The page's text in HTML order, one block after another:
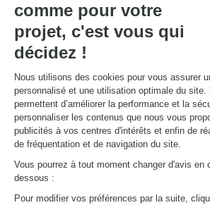
comme pour votre
projet, c'est vous qui
décidez !
Nous utilisons des cookies pour vous assurer
personnalisé et une utilisation optimale du site.
permettent d’améliorer la performance et la
personnaliser les contenus que nous vous
publicités à vos centres d'intérêts et enfin de
de fréquentation et de navigation du site.
Vous pourrez à tout moment changer d'avis en
dessous :
Pour modifier vos préférences par la suite,
LIENS UTILES
Promotions
Guides de poses et d’entretien
Consulter notre catalogue
À PROPOS
Actualités du groupe
Nous rejoindre
Ouvrir un magasin
Schmidt dans le monde